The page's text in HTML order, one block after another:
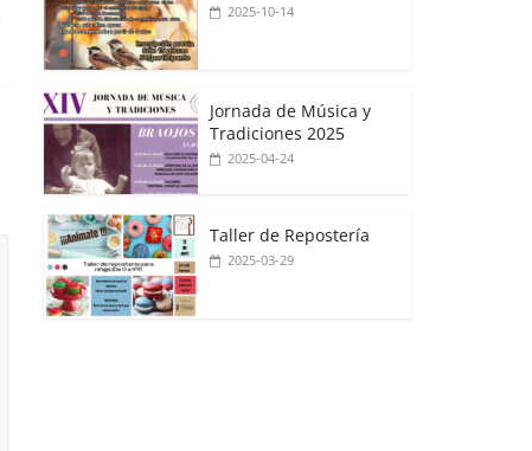
2025-10-14
Jornada de Música y
Tradiciones 2025
2025-04-24
Taller de Repostería
2025-03-29